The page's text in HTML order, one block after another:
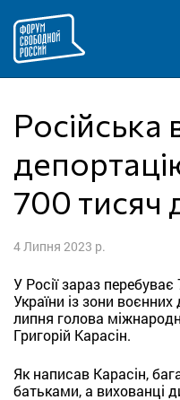
до
вмісту
Російська влада визнає
700 тисяч
4 Липня 2023 р.
У Росії зараз
України із зони воєнних
липня голова
Григорій Карасін.
Як написав Карасін,
батьками, а вихованці